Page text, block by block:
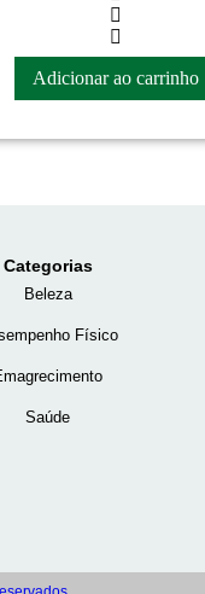
Adicionar ao carrinho
Categorias
Beleza
Físico
Saúde